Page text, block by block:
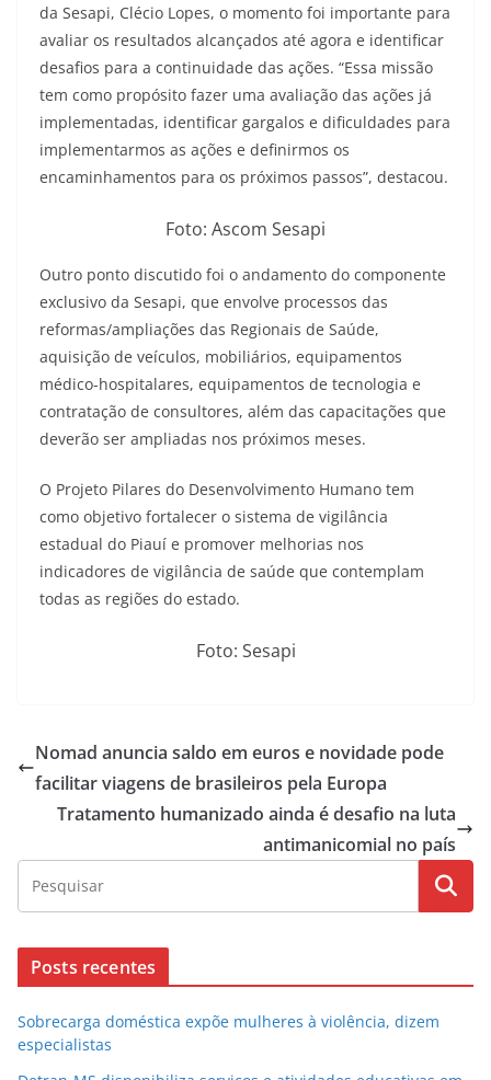
da Sesapi, Clécio Lopes, o momento foi importante para
avaliar os resultados alcançados até agora e identificar
desafios para a continuidade das ações. “Essa missão
tem como propósito fazer uma avaliação das ações já
implementadas, identificar gargalos e dificuldades para
implementarmos as ações e definirmos os
encaminhamentos para os próximos passos”, destacou.
Foto: Ascom Sesapi
Outro ponto discutido foi o andamento do componente
exclusivo da Sesapi, que envolve processos das
reformas/ampliações das Regionais de Saúde,
aquisição de veículos, mobiliários, equipamentos
médico-hospitalares, equipamentos de tecnologia e
contratação de consultores, além das capacitações que
deverão ser ampliadas nos próximos meses.
O Projeto Pilares do Desenvolvimento Humano tem
como objetivo fortalecer o sistema de vigilância
estadual do Piauí e promover melhorias nos
indicadores de vigilância de saúde que contemplam
todas as regiões do estado.
Foto: Sesapi
Nomad anuncia saldo em euros e novidade pode
facilitar viagens de brasileiros pela Europa
Tratamento humanizado ainda é desafio na luta
antimanicomial no país
Posts recentes
Sobrecarga doméstica expõe mulheres à violência, dizem
especialistas